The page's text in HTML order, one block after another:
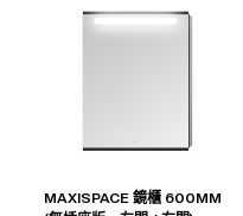
MAXISPACE 鏡櫃 600MM